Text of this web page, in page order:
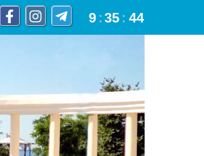
9 :35 : 44